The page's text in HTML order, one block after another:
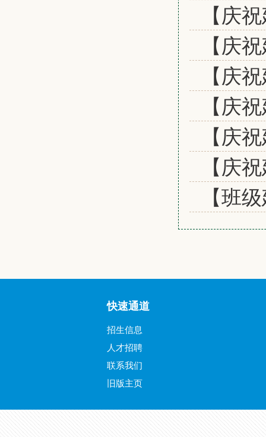
【庆
【庆
【庆
【庆
【庆
【庆
【班
快速通道
招生信息
人才招聘
联系我们
旧版主页